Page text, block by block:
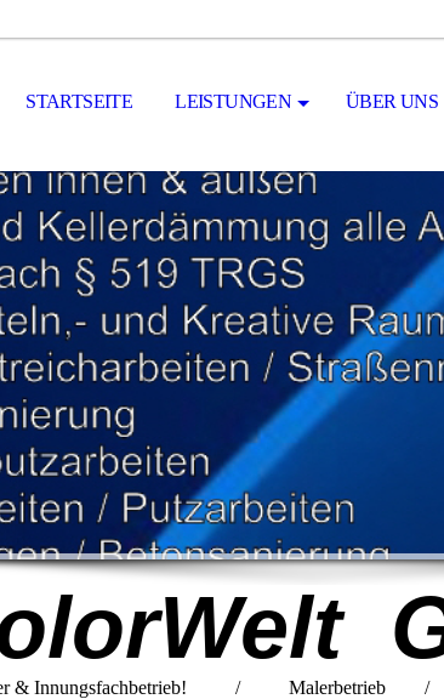
STARTSEITE LEISTUNGEN ÜBER UNS
& Innungsfachbetrieb! /